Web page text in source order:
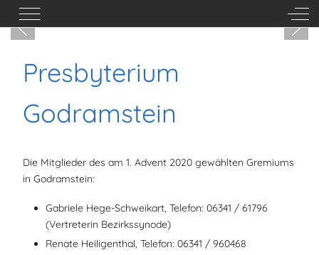
Mobile Menu Toggle Off-
Presbyterium
Godramstein
Die Mitglieder des am 1. Advent 2020 gewählten Gremiums
in Godramstein:
Gabriele Hege-Schweikart, Telefon: 06341 / 61796
(Vertreterin Bezirkssynode)
Renate Heiligenthal, Telefon: 06341 / 960468